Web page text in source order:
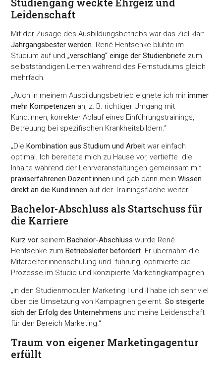
Leidenschaft
Mit der Zusage des Ausbildungsbetriebs war das Ziel klar:
Jahrgangsbester werden . René Hentschke blühte im
Studium auf und„verschlang“ einige der Studienbriefe zum
selbstständigen Lernen während des Fernstudiums gleich
mehrfach.
„Auch in meinem Ausbildungsbetrieb eignete ich mirimmer
mehr Kompetenzen an, z. B. richtiger Umgang mit
Kund:innen, korrekter Ablauf eines Einführungstrainings,
Betreuung bei spezifischen Krankheitsbildern.“
„Die Kombination aus Studium und Arbeit war einfach
optimal. Ich bereitete mich zu Hause vor, vertiefte die
Inhalte während der Lehrveranstaltungen gemeinsam mit
praxiserfahrenen Dozent:innen und gab dann meinWissen
direkt an die Kund:innen auf der Trainingsfläche weiter.“
Bachelor-Abschluss als Startschuss für
die Karriere
Kurz vor seinemBachelor-Abschluss wurde René
Hentschke zumBetriebsleiter befördert. Er übernahm die
Mitarbeiter:innenschulung und -führung, optimierte die
Prozesse im Studio und konzipierte Marketingkampagnen.
„In den Studienmodulen Marketing I und II habe ich sehr viel
über die Umsetzung von Kampagnen gelernt.So steigerte
sich der Erfolg des Unternehmens und meine Leidenschaft
für den Bereich Marketing.“
Traum von eigener Marketingagentur
erfüllt